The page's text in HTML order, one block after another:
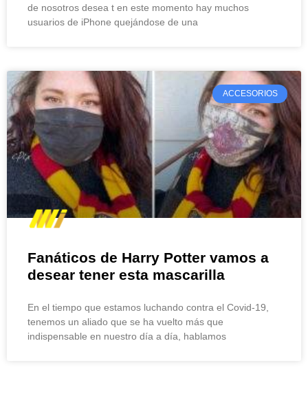
de nosotros desea t en este momento hay muchos
usuarios de iPhone quejándose de una
ACCESORIOS
Fanáticos de Harry Potter vamos a
desear tener esta mascarilla
En el tiempo que estamos luchando contra el Covid-19,
tenemos un aliado que se ha vuelto más que
indispensable en nuestro día a día, hablamos